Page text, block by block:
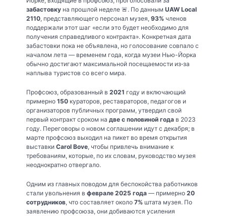
забастовку на прошлой неделе 🚨. По данным UAW Local
2110, представляющего персонал музея, 93% членов
поддержали этот шаг «если это будет необходимо для
получения справедливого контракта». Конкретная дата
забастовки пока не объявлена, но голосование совпало с
началом лета — временем года, когда музеи Нью-Йорка
обычно достигают максимальной посещаемости из‑за
наплыва туристов со всего мира.
Профсоюз, образованный в 2021 году и включающий
примерно 150 кураторов, реставраторов, педагогов и
организаторов публичных программ, утвердил свой
первый контракт сроком на две с половиной года в 2023
году. Переговоры о новом соглашении идут с декабря; в
марте профсоюз выходил на пикет во время открытия
выставки Carol Bove, чтобы привлечь внимание к
требованиям, которые, по их словам, руководство музея
неоднократно отвергало.
Одним из главных поводом для беспокойства работников
стали увольнения в феврале 2025 года — примерно 20
сотрудников, что составляет около 7% штата музея. По
заявлению профсоюза, они добиваются усиления